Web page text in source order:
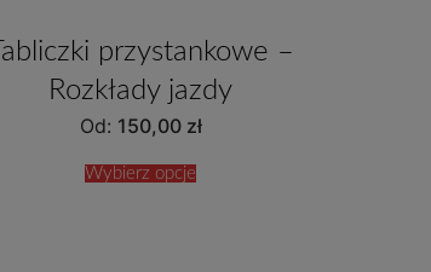
Tabliczki przystankowe –
Rozkłady jazdy
Od: 150,00 zł
Wybierz opcje